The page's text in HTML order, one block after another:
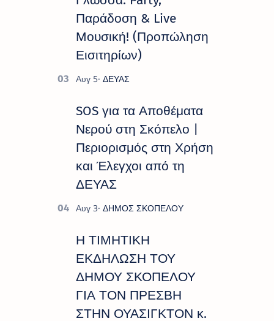
Παράδοση & Live
Μουσική! (Προπώληση
Εισιτηρίων)
SOS για τα Αποθέματα
Νερού στη Σκόπελο |
Περιορισμός στη Χρήση
και Έλεγχοι από τη
ΔΕΥΑΣ
Η ΤΙΜΗΤΙΚΗ
ΕΚΔΗΛΩΣΗ ΤΟΥ
ΔΗΜΟΥ ΣΚΟΠΕΛΟΥ
ΓΙΑ ΤΟΝ ΠΡΕΣΒΗ
ΣΤΗΝ ΟΥΑΣΙΓΚΤΟΝ κ.